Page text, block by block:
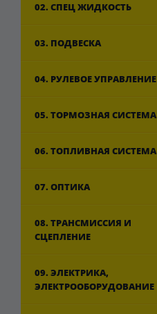
02. СПЕЦ ЖИДКОСТЬ
03. ПОДВЕСКА
04. РУЛЕВОЕ УПРАВЛЕНИЕ
05. ТОРМОЗНАЯ СИСТЕМА
06. ТОПЛИВНАЯ СИСТЕМА
07. ОПТИКА
08. ТРАНСМИССИЯ И
СЦЕПЛЕНИЕ
09. ЭЛЕКТРИКА,
ЭЛЕКТРООБОРУДОВАНИЕ